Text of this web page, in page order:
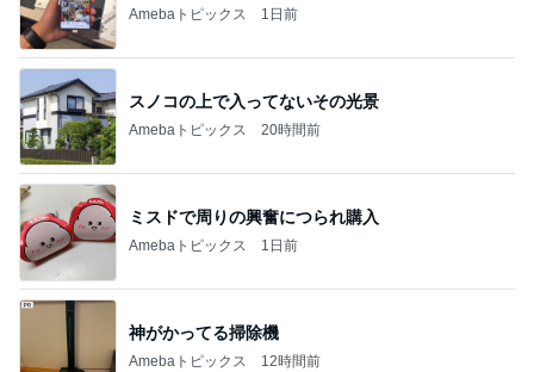
Amebaトピックス 1日前
スノコの上で入ってないその光景
Amebaトピックス 20時間前
ミスドで周りの興奮につられ購入
Amebaトピックス 1日前
神がかってる掃除機
Amebaトピックス 12時間前